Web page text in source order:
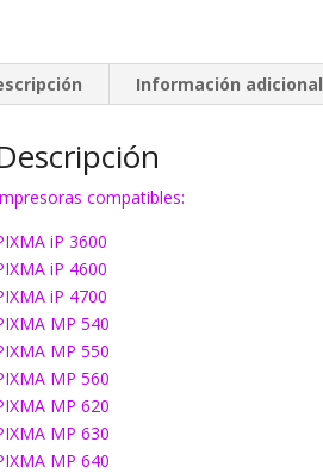
Información adicional
compatibles:
iP 3600
iP 4600
iP 4700
MP 540
MP 550
MP 560
MP 620
MP 630
MP 640